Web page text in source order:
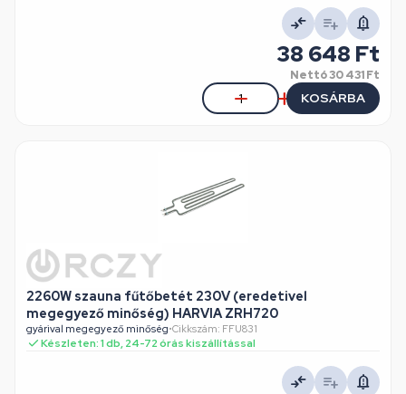
38 648 Ft
Nettó30 431 Ft
KOSÁRBA
2260W szauna fűtőbetét 230V (eredetivel
megegyező minőség) HARVIA ZRH720
gyárival megegyező minőség•Cikkszám: FFU831
Készleten: 1 db, 24-72 órás kiszállítással